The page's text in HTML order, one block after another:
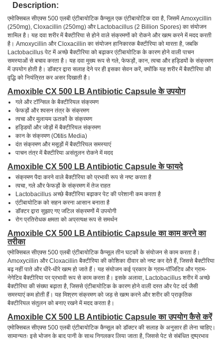
Description:
एमोक्सिबल सीएक्स 500 एलबी एंटीबायोटिक कैप्सूल एक एंटीबायोटिक दवा है, जिसमें Amoxycillin
(250mg), Cloxacillin (250mg) और Lactobacillus (2 Billion Spores) का संयोजन
शामिल है। यह दवा शरीर में बैक्टीरिया से होने वाले संक्रमणों को रोकने और खत्म करने में मदद करती
है। Amoxycillin और Cloxacillin का संयोजन हानिकारक बैक्टीरिया को मारता है, जबकि
Lactobacillus पेट में अच्छे बैक्टीरिया को बढ़ाकर एंटीबायोटिक के कारण होने वाली पाचन
समस्याओं से बचाव करता है। यह दवा मुख्य रूप से गले, फेफड़ों, कान, त्वचा और हड्डियों के संक्रमण
में उपयोग होती है। डॉक्टर द्वारा सलाह देने पर ही इसका सेवन करें, क्योंकि यह शरीर में बैक्टीरिया की
वृद्धि को नियंत्रित कर असर दिखाती है।
Amoxible CX 500 LB Antibiotic Capsule के उपयोग
गले और टॉन्सिल के बैक्टीरियल संक्रमण
फेफड़ों और श्वसन तंत्र के संक्रमण
त्वचा और मुलायम ऊतकों के संक्रमण
हड्डियों और जोड़ों में बैक्टीरियल संक्रमण
कान के संक्रमण (Otitis Media)
दंत संक्रमण और मसूड़ों में बैक्टीरियल समस्याएं
पाचन तंत्र में बैक्टीरिया असंतुलन रोकने में मदद
Amoxible CX 500 LB Antibiotic Capsule के फायदे
संक्रमण पैदा करने वाले बैक्टीरिया को प्रभावी रूप से नष्ट करता है
त्वचा, गले और फेफड़ों के संक्रमण में तेज राहत
Lactobacillus अच्छे बैक्टीरिया बढ़ाकर पेट की परेशानी कम करता है
एंटीबायोटिक को सहन करना आसान बनाता है
डॉक्टर द्वारा सुझाए गए जटिल संक्रमणों में उपयोगी
रोग प्रतिरोधक क्षमता को अप्रत्यक्ष रूप से समर्थन
Amoxible CX 500 LB Antibiotic Capsule का काम करने का
तरीका
एमोक्सिबल सीएक्स 500 एलबी एंटीबायोटिक कैप्सूल तीन घटकों के संयोजन से काम करता है।
Amoxycillin और Cloxacillin बैक्टीरिया की कोशिका दीवार को नष्ट कर देते हैं, जिससे बैक्टीरिया
बढ़ नहीं पाते और धीरे-धीरे खत्म हो जाते हैं। यह संयोजन कई प्रकार के ग्राम-पॉजिटिव और ग्राम-
नेगेटिव बैक्टीरिया पर प्रभावी रूप से काम करता है। इसके अलावा, Lactobacillus शरीर में अच्छे
बैक्टीरिया की संख्या बढ़ाता है, जिससे एंटीबायोटिक के कारण होने वाली दस्त और पेट दर्द जैसी
समस्याएं कम होती हैं। यह मिश्रण संक्रमण को जड़ से खत्म करने और शरीर की प्राकृतिक
बैक्टीरियल संतुलन को बनाए रखने में मदद करता है।
Amoxible CX 500 LB Antibiotic Capsule का उपयोग कैसे करें
एमोक्सिबल सीएक्स 500 एलबी एंटीबायोटिक कैप्सूल को डॉक्टर की सलाह के अनुसार ही लेना चाहिए।
सामान्यतः इसे भोजन के बाद पानी के साथ निगलकर लिया जाता है, जिससे पेट से संबंधित दुष्प्रभाव